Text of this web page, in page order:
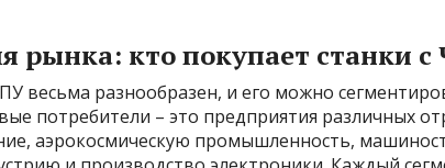
рынка: кто покупает станки с
весьма разнообразен, и его можно
потребители – это предприятия различных
аэрокосмическую промышленность,